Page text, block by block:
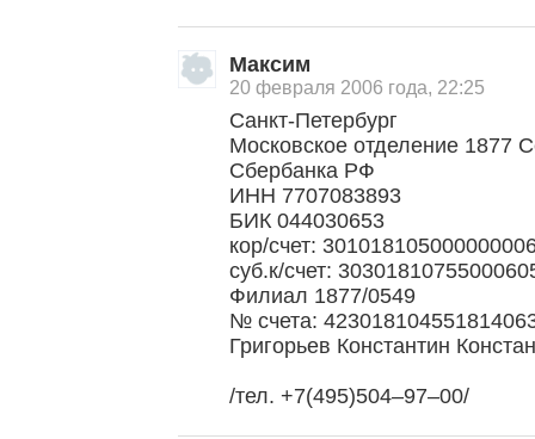
Максим
20 февраля 2006 года, 22:25
Санкт-Петербург
Московское отделение 1877
Сбербанка РФ
ИНН 7707083893
БИК 044030653
кор/счет:
суб.к/счет:
Филиал 1877/0549
№ счета:
Григорьев Константин
/тел. +7(495)504–97–00/